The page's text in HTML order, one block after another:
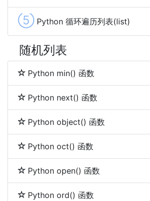
⑤ Python 循环遍历列表(list)
随机列表
Python min() 函数
Python next() 函数
Python object() 函数
Python oct() 函数
Python open() 函数
Python ord() 函数